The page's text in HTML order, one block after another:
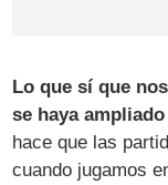
Lo que sí que
se haya
hace que las
cuando jugamos